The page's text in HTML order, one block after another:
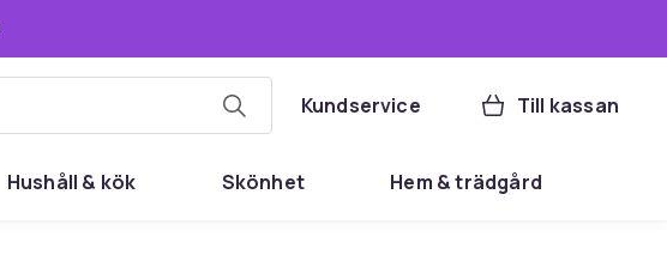
Kundservice Till kassan
Hushåll & kök Skönhet Hem & trädgård